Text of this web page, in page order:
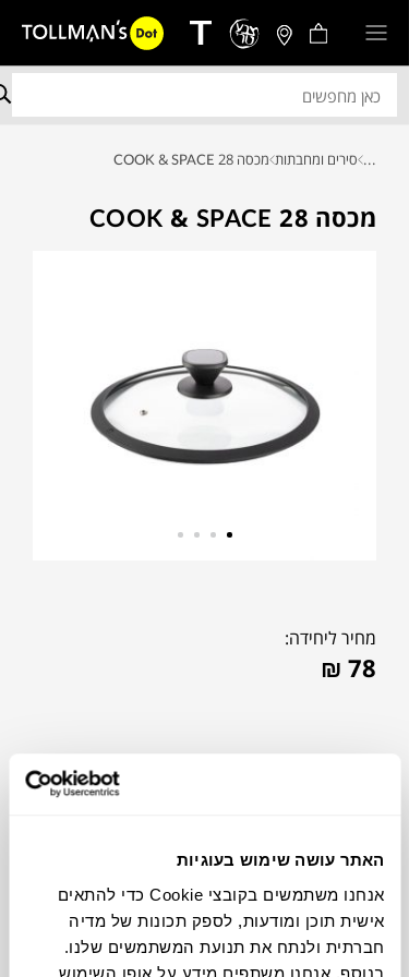
האתר עושה שימוש בעוגיות
אנחנו משתמשים בקובצי Cookie כדי להתאים
אישית תוכן ומודעות, לספק תכונות של מדיה
חברתית ולנתח את תנועת המשתמשים שלנו.
בנוסף, אנחנו משתפים מידע על אופן השימוש
... סירים ומחבתות מכסה 28 COOK & SPACE
מכסה 28 COOK & SPACE
מחיר ליחידה:
₪ 78
צבעים